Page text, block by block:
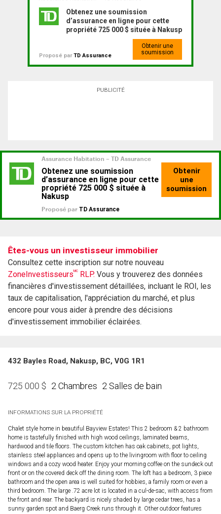
Obtenez une soumission
d’assurance en ligne pour cette
propriété 725 000 $ située à Nakusp
Proposé parTD Assurance
Obtenir une
soumission
PUBLICITÉ
Êtes-vous un investisseur immobilier
Consultez cette inscription sur notre nouveau
ZoneInvestisseursMC RLP. Vous y trouverez des données
financières d'investissement détaillées, incluant le ROI, les
taux de capitalisation, l'appréciation du marché, et plus
encore pour vous aider à prendre des décisions
d'investissement immobilier éclairées.
432 Bayles Road, Nakusp, BC, V0G 1R1
725 000 $ 2 Chambres 2 Salles de bain
INFORMATIONS SUR LA PROPRIÉTÉ
Chalet style home in beautiful Bayview Estates! This 2 bedroom & 2 bathroom
home is tastefully finished with high wood ceilings, laminated beams,
hardwood and tile floors. The custom kitchen has oak cabinets, pot lights,
stainless steel appliances and opens up to the livingroom with floor to ceiling
windows and a cozy wood heater. Enjoy your morning coffee on the sundeck out
front or on the covered deck off the dining room. The loft has a bedroom, 3 piece
bathroom and the open area is well suited for hobbies, a family room or even a
third bedroom. The large .72 acre lot is located in a cul-de-sac, with access from
the front and rear. The backyard is nicely shaded by large cedar trees, has a
sunny garden spot and Baerg Creek runs through it. Other outdoor features